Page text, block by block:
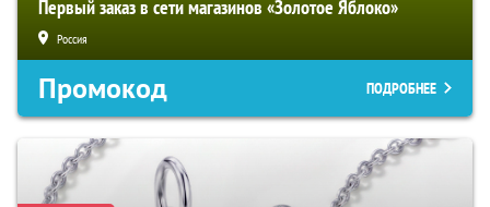
Первый заказ в сети магазинов «Золотое Яблоко»
Россия
Промокод ПОДРОБНЕЕ